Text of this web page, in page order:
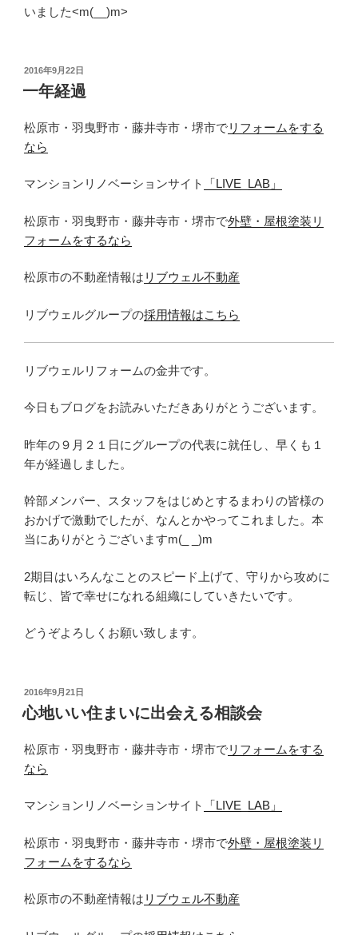
いました<m(__)m>
投
2016年9月22日
一年経過
松原市・羽曳野市・藤井寺市・堺市でリフォームをする
なら
マンションリノベーションサイト 「LIVE_LAB」
松原市・羽曳野市・藤井寺市・堺市で外壁・屋根塗装リ
フォームをするなら
松原市の不動産情報は リブウェル不動産
リブウェルグループの採用情報はこちら
リブウェルリフォームの金井です。
今日もブログをお読みいただきありがとうございます。
昨年の９月２１日にグループの代表に就任し、早くも１
年が経過しました。
幹部メンバー、スタッフをはじめとするまわりの皆様の
おかげで激動でしたが、なんとかやってこれました。本
当にありがとうございますm(_ _)m
2期目はいろんなことのスピード上げて、守りから攻めに
転じ、皆で幸せになれる組織にしていきたいです。
どうぞよろしくお願い致します。
投
稿
日:
2016年9月21日
心地いい住まいに出会える相談会
松原市・羽曳野市・藤井寺市・堺市でリフォームをする
なら
マンションリノベーションサイト 「LIVE_LAB」
松原市・羽曳野市・藤井寺市・堺市で外壁・屋根塗装リ
フォームをするなら
松原市の不動産情報は リブウェル不動産